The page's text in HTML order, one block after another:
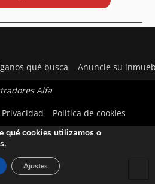
qué busca Anuncie su
Alfa
Política de cookies
la mejor experiencia en
qué cookies utilizamos o
.
Ajustes